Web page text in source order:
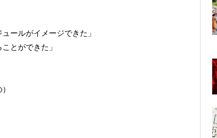
ールがイメージできた」
とができた」